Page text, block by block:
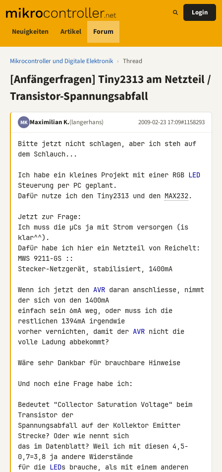
Neuigkeiten Artikel Forum
Login
Mikrocontroller und Digitale Elektronik › Thread
[Anfängerfragen] Tiny2313 am Netzteil /
Transistor-Spannungsabfall
MK Maximilian K.(langerhans) 2009-02-23 17:09#1158293
Bitte jetzt nicht schlagen, aber ich steh auf
dem Schlauch...
Ich habe ein kleines Projekt mit einer RGB LED
Steuerung per PC geplant.
Dafür nutze ich den Tiny2313 und den MAX232.
Jetzt zur Frage:
Ich muss die µCs ja mit Strom versorgen (is
klar^^).
Dafür habe ich hier ein Netzteil von Reichelt:
MWS 9211-GS ::
Stecker-Netzgerät, stabilisiert, 1400mA
Wenn ich jetzt den AVR daran anschliesse, nimmt
der sich von den 1400mA
einfach sein 6mA weg, oder muss ich die
restlichen 1394mA irgendwie
vorher vernichten, damit der AVR nicht die
volle Ladung abbekommt?
Wäre sehr Dankbar für brauchbare Hinweise
Und noch eine Frage habe ich:
Bedeutet "Collector Saturation Voltage" beim
Transistor der
Spannungsabfall auf der Kollektor Emitter
Strecke? Oder wie nennt sich
das im Datenblatt? Weil ich mit diesen 4,5-
0,7=3,8 ja andere Widerstände
für die LEDs brauche, als mit einem anderen